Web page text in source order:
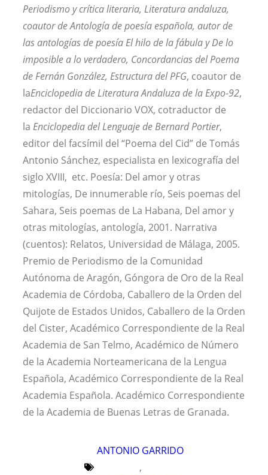
Periodismo y crítica literaria, Literatura andaluza,
coautor de Antología de poesía española, autor de
las antologías de poesía El hilo de la fábula y De lo
imposible a lo verdadero, Concordancias del Poema
de Fernán González, Estructura del PFG, coautor de
laEnciclopedia de Literatura Andaluza de la Expo-92,
redactor del Diccionario VOX, cotraductor de
la Enciclopedia del Lenguaje de Bernard Portier,
editor del facsímil del “Poema del Cid” de Tomás
Antonio Sánchez, especialista en lexicografía del
siglo XVIII, etc. Poesía: Del amor y otras
mitologías, De innumerable río, Seis poemas del
Sahara, Seis poemas de La Habana, Del amor y
otras mitologías, antología, 2001. Narrativa
(cuentos): Relatos, Universidad de Málaga, 2005.
Premio de Periodismo de la Comunidad
Autónoma de Aragón, Góngora de Oro de la Real
Academia de Córdoba, Caballero de la Orden del
Quijote de Estados Unidos, Caballero de la Orden
del Cister, Académico Correspondiente de la Real
Academia de San Telmo, Académico de Número
de la Academia Norteamericana de la Lengua
Española, Académico Correspondiente de la Real
Academia Española. Académico Correspondiente
de la Academia de Buenas Letras de Granada.
ANTONIO GARRIDO
,